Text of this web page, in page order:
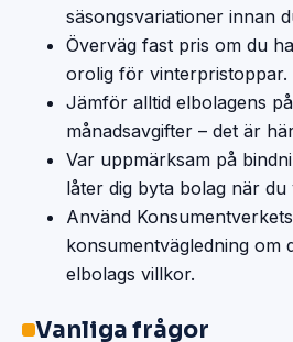
säsongsvariationer innan
Överväg fast pris om du
orolig för vinterpristoppar.
Jämför alltid elbolagens
månadsavgifter – det är
Var uppmärksam på
låter dig byta bolag när du
Använd Konsumentverkets
konsumentvägledning om
elbolags villkor.
Vanliga frågor